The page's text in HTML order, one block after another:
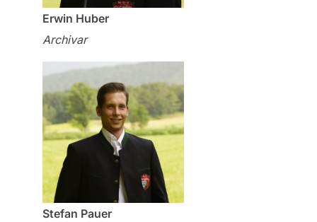
Erwin Huber
Archivar
Stefan Pauer